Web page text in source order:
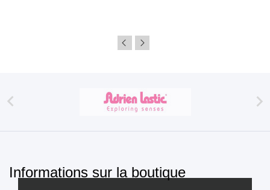
 
Informations sur la boutique